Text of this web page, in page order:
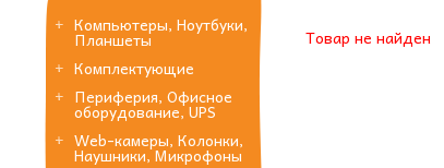
Компьютеры, Ноутбуки,
Планшеты
Комплектующие
Периферия, Офисное
оборудование, UPS
Web-камеры, Колонки,
Наушники, Микрофоны
Товар не найден